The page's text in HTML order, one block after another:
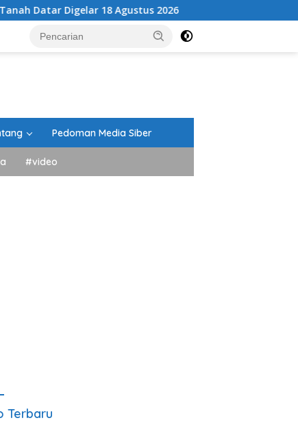
18 Agustus 2026 Hebat, Kantor Pertanahan
Pedoman Media Siber
#video
Terbaru